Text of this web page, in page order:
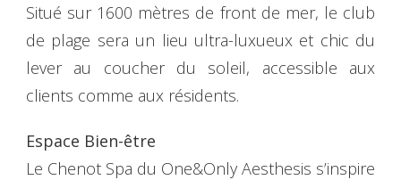
Situé sur 1600 mètres de front de mer, le club
de plage sera un lieu ultra-luxueux et chic du
lever au coucher du soleil, accessible aux
clients comme aux résidents.
Espace Bien-être
Le Chenot Spa du One&Only Aesthesis s’inspire